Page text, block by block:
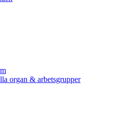
organ & arbetsgrupper